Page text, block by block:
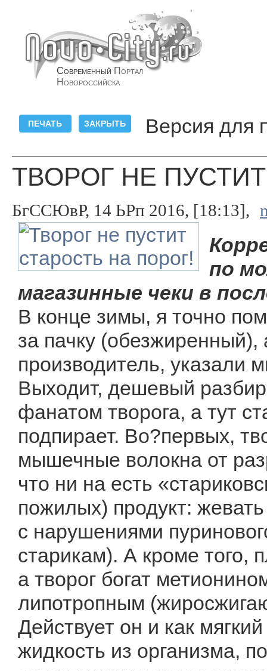
Современный Портал
Новороссийска
Версия для
ТВОРОГ НЕ
БгССЮвР, 14 ЬРп 2016, [18:13],
по
магазинные чеки в
В конце зимы, я точно
за пачку
производитель, указали
Выходит, дешевый
фанатом творога, а тут
подпирает. Во?первых,
мышечные волокна от
что ни на есть
пожилых) продукт:
с нарушениями
старикам). А кроме того,
а творог богат
липотропным
Действует он и как
жидкость из организма,